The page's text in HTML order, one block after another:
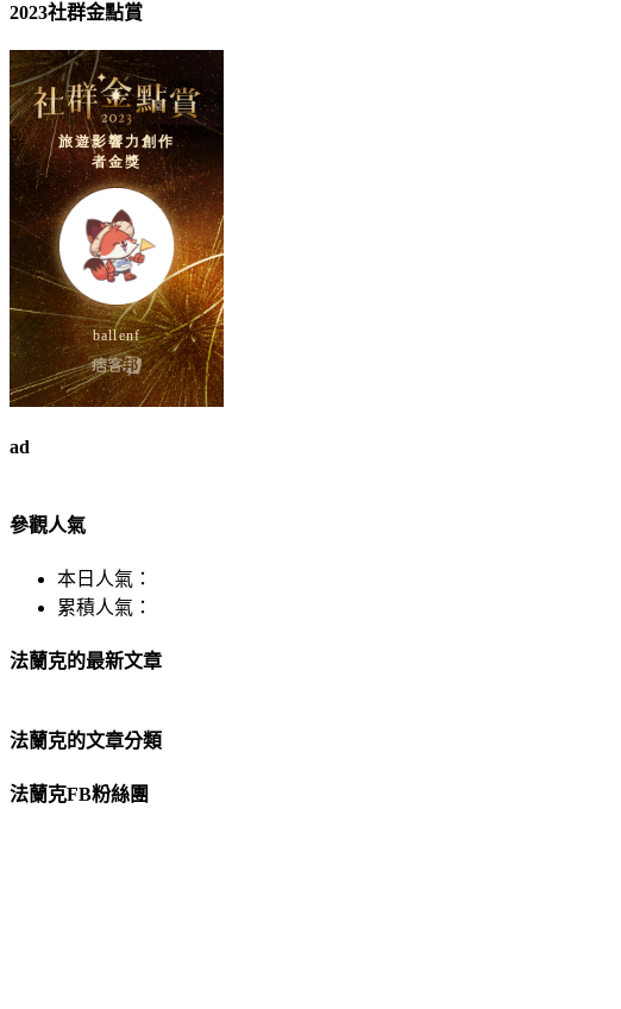
2023社群金點賞
ad
參觀人氣
本日人氣：
累積人氣：
法蘭克的最新文章
法蘭克的文章分類
法蘭克FB粉絲團